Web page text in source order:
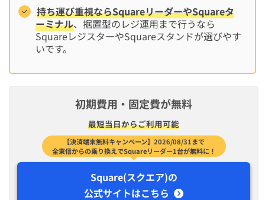
持ち運び重視ならSquareリーダーやSquareタ
ーミナル、据置型のレジ運用まで行うなら
SquareレジスターやSquareスタンドが選びやす
いです。
初期費用・固定費が無料
最短​当日から​ご利用可能
【決済端末無料キャンペーン】2026/08/31まで
全東信からの乗り換えでSquareリーダー1台が無料に！
Square(スクエア)の
公式サイトはこちら